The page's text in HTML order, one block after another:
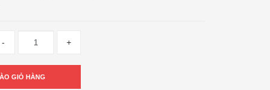
- +
GIỎ HÀNG